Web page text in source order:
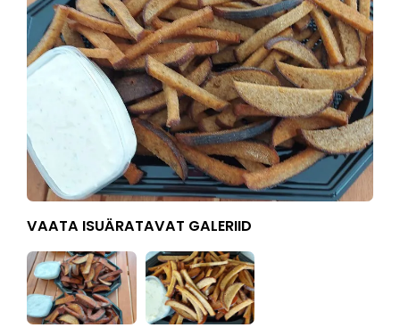
VAATA ISUÄRATAVAT GALERIID